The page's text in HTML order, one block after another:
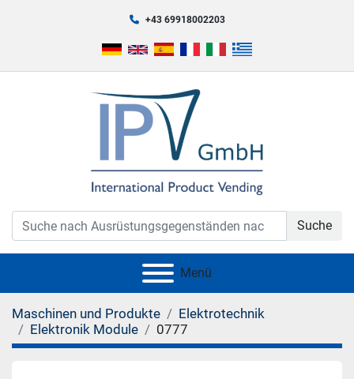
+43 69918002203
Suche
Menü
Maschinen und Produkte
Elektrotechnik
Elektronik Module
0777